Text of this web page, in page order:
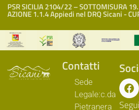
PSR SICILIA 2104/22 – SOTTOMISURA
AZIONE 1.1.4 Appiedi nel DRQ Sicani -
Contatti
Sede
Legale:c.da
Pietranera